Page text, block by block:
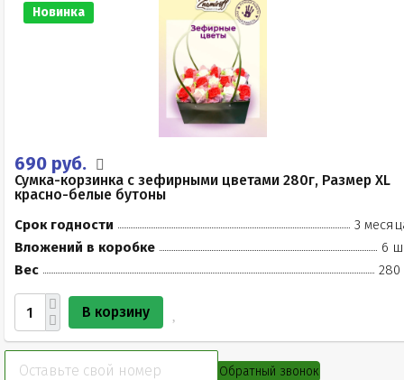
Новинка
690 руб.
Сумка-корзинка с зефирными цветами 280г, Размер XL
красно-белые бутоны
Срок годности
3
Вложений в коробке
6
Вес
280
В корзину
Обратный звонок